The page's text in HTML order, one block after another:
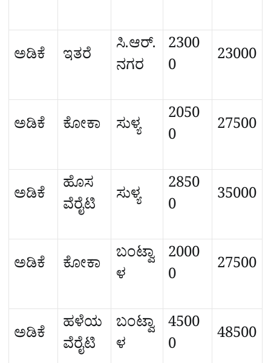
ಅಡಿಕೆ ಇತರೆ
ಸಿ.ಆರ್.
ನಗರ
2300
0
23000
ಅಡಿಕೆ ಕೋಕಾ ಸುಳ್ಯ
2050
0
27500
ಅಡಿಕೆ
ಹೊಸ
ವೆರೈಟಿ
ಸುಳ್ಯ
2850
0
35000
ಅಡಿಕೆ ಕೋಕಾ
ಬಂಟ್ವಾ
ಳ
2000
0
27500
ಅಡಿಕೆ
ಹಳೆಯ
ವೆರೈಟಿ
ಬಂಟ್ವಾ
ಳ
4500
0
48500